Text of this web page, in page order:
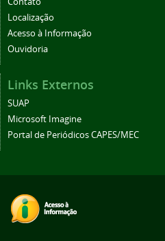
Localização
Acesso à Informação
Ouvidoria
Links Externos
SUAP
Microsoft Imagine
Portal de Periódicos CAPES/MEC